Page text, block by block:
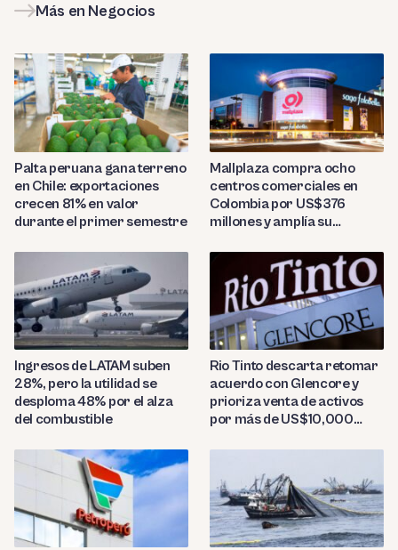
Más en Negocios
Palta peruana gana terreno
en Chile: exportaciones
crecen 81% en valor
durante el primer semestre
Mallplaza compra ocho
centros comerciales en
Colombia por US$376
millones y amplía su
Ingresos de LATAM suben
28%, pero la utilidad se
desploma 48% por el alza
del combustible
Rio Tinto descarta retomar
acuerdo con Glencore y
prioriza venta de activos
por más de US$10,000